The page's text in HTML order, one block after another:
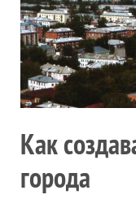
Как
города